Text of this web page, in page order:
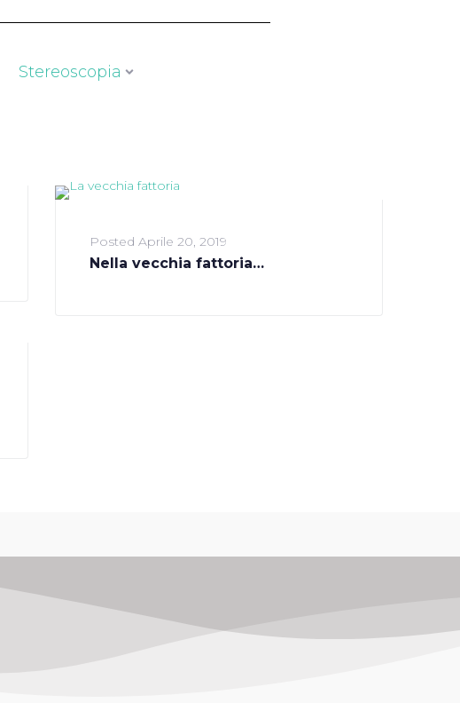
Stereoscopia
Posted Aprile 20, 2019
Nella vecchia fattoria…